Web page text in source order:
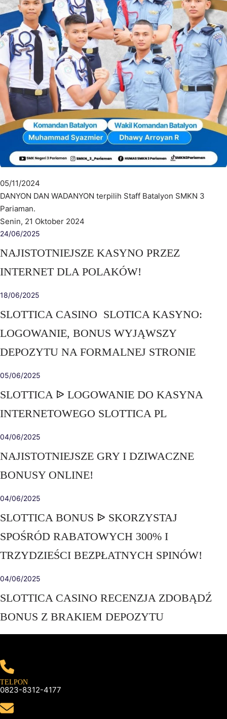
05/11/2024
DANYON DAN WADANYON terpilih Staff Batalyon SMKN 3
Pariaman.
Senin, 21 Oktober 2024
24/06/2025
NAJISTOTNIEJSZE KASYNO PRZEZ
INTERNET DLA POLAKÓW!
18/06/2025
SLOTTICA CASINO ️ SLOTICA KASYNO:
LOGOWANIE, BONUS WYJĄWSZY
DEPOZYTU NA FORMALNEJ STRONIE
05/06/2025
SLOTTICA ᐉ LOGOWANIE DO KASYNA
INTERNETOWEGO SLOTTICA PL
04/06/2025
NAJISTOTNIEJSZE GRY I DZIWACZNE
BONUSY ONLINE!
04/06/2025
SLOTTICA BONUS ᐉ SKORZYSTAJ
SPOŚRÓD RABATOWYCH 300% I
TRZYDZIEŚCI BEZPŁATNYCH SPINÓW!
04/06/2025
SLOTTICA CASINO RECENZJA ZDOBĄDŹ
BONUS Z BRAKIEM DEPOZYTU
TELPON
0823-8312-4177